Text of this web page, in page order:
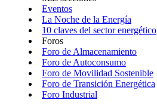
Eventos
La Noche de la Energía
10 claves del sector energético
Foros
Foro de Almacenamiento
Foro de Autoconsumo
Foro de Movilidad Sostenible
Foro de Transición Energética
Foro Industrial